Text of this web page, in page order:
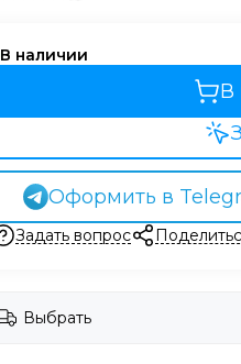
В наличии
В
Оформить в
Задать вопрос
Выбрать